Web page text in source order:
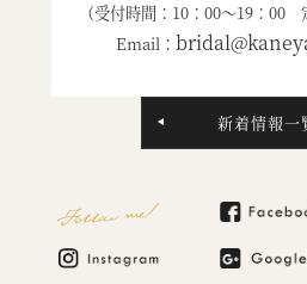
（受付時間：10：00～19：00
Email：
新着情報一
Follow me!